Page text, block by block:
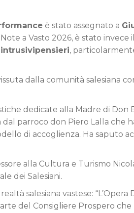
è stato assegnato a
a Vasto 2026, è stato
,
dalla comunità salesiana
dedicate alla Madre di Don
parroco don Piero Lalla che
di accoglienza. Ha saputo
alla Cultura e Turismo
dei Salesiani.
salesiana vastese: “L’Opera
del Consigliere Prospero che